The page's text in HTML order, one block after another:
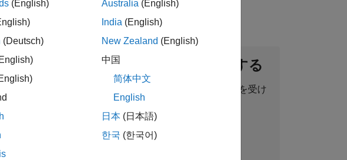
タレントネットワークに参加する
条件に合った求人情報、ストーリー、最新情報を受け
取ることができます。
今すぐ参加
(English)
(Deutsch)
Australia (English)
India (English)
New Zealand (English)
中国
简体中文
English
日本 (日本語)
한국 (한국어)